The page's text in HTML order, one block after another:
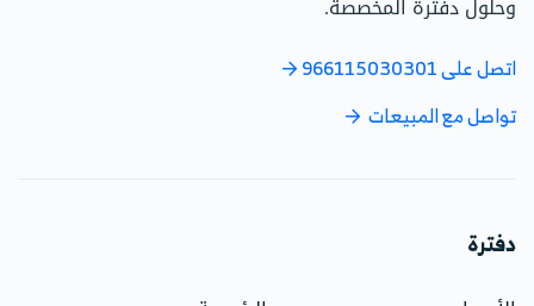
وحلول دفترة المخصصة.
اتصل على 966115030301
تواصل مع المبيعات
دفترة